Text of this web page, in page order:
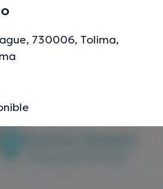
730006, Tolima,